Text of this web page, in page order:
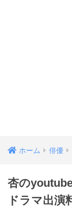
ホーム 俳優
杏の
ドラマ出演